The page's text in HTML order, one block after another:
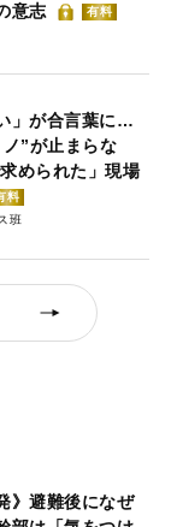
意志
有料
」が合言葉に…
”が止まらな
められた」現場
料
班
》避難後になぜ